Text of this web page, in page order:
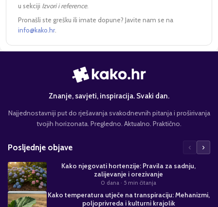
u sekciji Izvori i reference.
Pronašli ste grešku ili imate dopune? Javite nam se na
info@kako.hr
Znanje, savjeti, inspiracija. Svaki dan.
Najjednostavniji put do rješavanja svakodnevnih pitanja i proširivanja
tvojih horizonata. Pregledno. Aktualno. Praktično.
Posljednje objave ‹ ›
Kako njegovati hortenzije: Pravila za sadnju,
zalijevanje i orezivanje
0 dana · 5 min čitanja
Kako temperatura utječe na transpiraciju: Mehanizmi,
poljoprivreda i kulturni krajolik